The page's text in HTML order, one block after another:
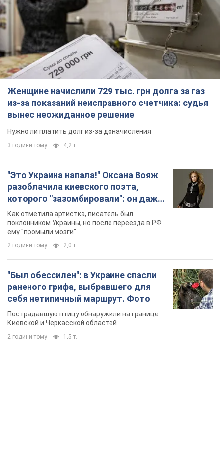
Женщине начислили 729 тыс. грн долга за газ
из-за показаний неисправного счетчика: судья
вынес неожиданное решение
Нужно ли платить долг из-за доначисления
3 години тому 4,2 т.
"Это Украина напала!" Оксана Вояж
разоблачила киевского поэта,
которого "зазомбировали": он даже
русского не знал, а теперь хочет
геноцида украинцев
Как отметила артистка, писатель был
поклонником Украины, но после переезда в РФ
ему "промыли мозги"
2 години тому 2,0 т.
"Был обессилен": в Украине спасли
раненого грифа, выбравшего для
себя нетипичный маршрут. Фото
Пострадавшую птицу обнаружили на границе
Киевской и Черкасской областей
2 години тому 1,5 т.